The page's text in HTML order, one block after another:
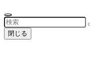
閉じる